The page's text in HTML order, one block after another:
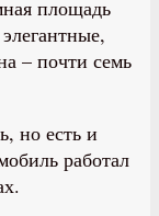
площадь
– почти семь
но есть и
работал